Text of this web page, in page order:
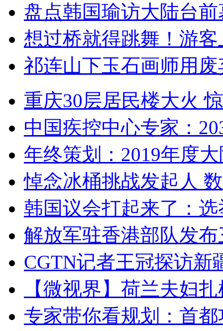
盘点韩国瑜访大陆台
想过桥就得跳舞！游客
祁连山下玉石画师用
重庆30层居民楼大火
中国疾控中心专家：
年终策划：2019年度
悼念冰桶挑战发起人
韩国议会打起来了：
解放军驻香港部队发
CGTN记者王冠探访新
【微视界】荷兰夫妇
专家带你看规划：首